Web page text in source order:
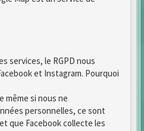
services, le RGPD nous
et Instagram. Pourquoi
même si nous ne
personnelles, ce sont
que Facebook collecte les